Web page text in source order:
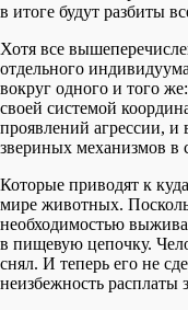
в итоге будут разбиты
Хотя все
отдельного
вокруг одного и того
своей системой
проявлений агрессии,
звериных механизмов в
Которые приводят к
мире животных.
необходимостью
в пищевую цепочку.
снял. И теперь его не
неизбежность расплаты